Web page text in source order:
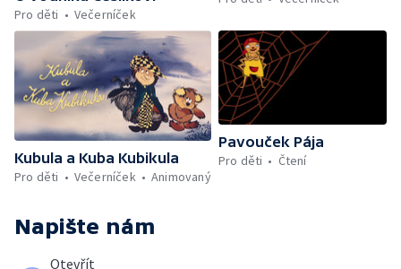
Pro děti
Večerníček
Kubula a Kuba Kubikula
Pro děti
Večerníček Animovaný
Pavouček Pája
Pro děti
Čtení
Napište nám
Otevřít